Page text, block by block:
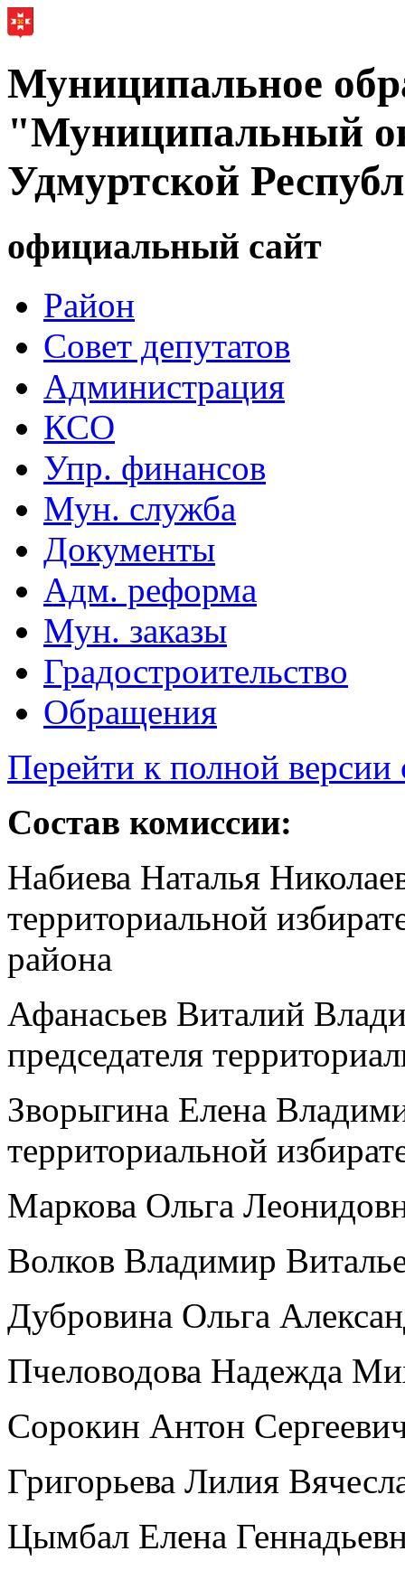
Муниципальное
"Муниципальный
Удмуртской
официальный сайт
Район
Совет депутатов
Администрация
КСО
Упр. финансов
Мун. служба
Документы
Адм. реформа
Мун. заказы
Градостроительство
Обращения
Перейти к полной версии
Состав комиссии:
Набиева Наталья
территориальной
района
Афанасьев Виталий
председателя
Зворыгина Елена
территориальной
Маркова Ольга
Волков Владимир
Дубровина Ольга
Пчеловодова Надежда
Сорокин Антон
Григорьева Лилия
Цымбал Елена